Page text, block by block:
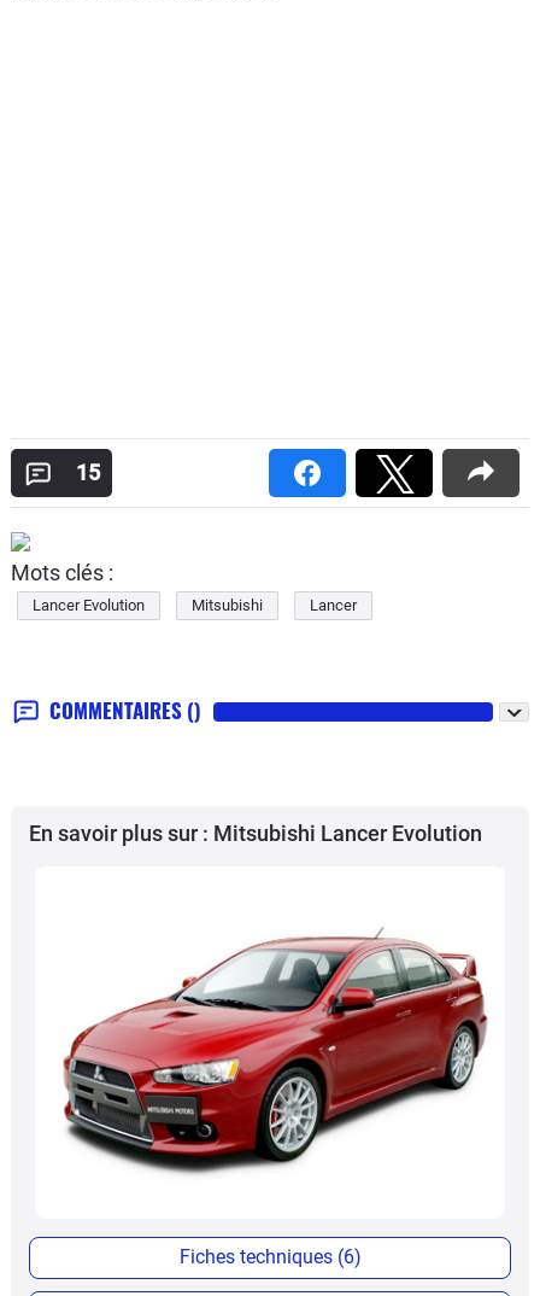
15
Mots clés :
Lancer Evolution Mitsubishi Lancer
COMMENTAIRES ()
En savoir plus sur : Mitsubishi Lancer Evolution
Fiches techniques (6)